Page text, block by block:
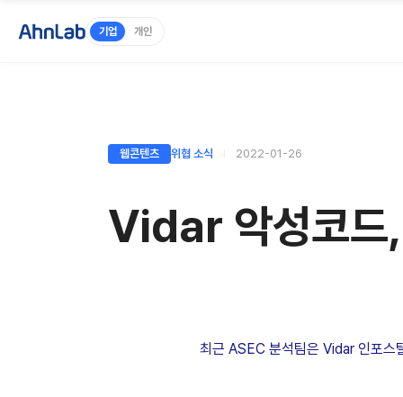
기업 개인
웹콘텐츠 위협 소식 2022-01-26
Vidar 악성코드,
최근 ASEC 분석팀은 Vidar 인포